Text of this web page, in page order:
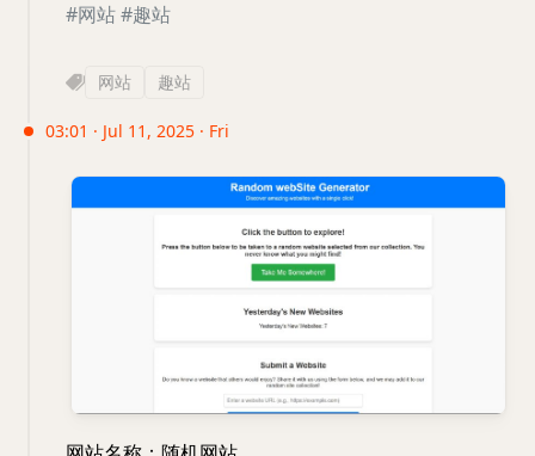
#网站#趣站
网站 趣站
03:01 · Jul 11, 2025 · Fri